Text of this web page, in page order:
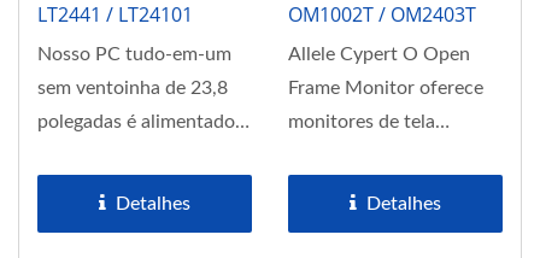
Sem Ventoinha
LT2441 / LT24101
Nosso PC tudo-em-um
sem ventoinha de 23,8
polegadas é alimentado
Detalhes
OM1002T / OM2403T
Allele Cypert O Open
Frame Monitor oferece
monitores de tela
Detalhes